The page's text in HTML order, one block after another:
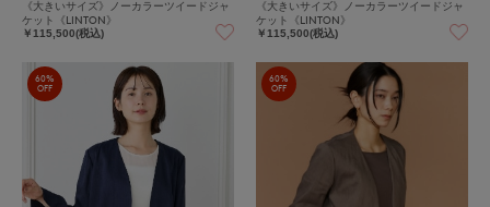
《大きいサイズ》ノーカラーツイードジャ
ケット《LINTON》
￥115,500(税込)
《大きいサイズ》ノーカラーツイードジャ
ケット《LINTON》
￥115,500(税込)
60%
OFF
60%
OFF